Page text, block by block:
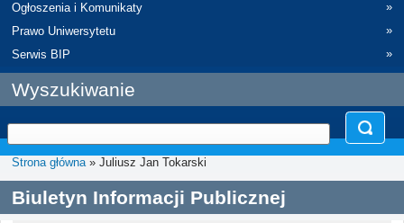
Ogłoszenia i Komunikaty
»
Prawo Uniwersytetu
»
Serwis BIP
»
Wyszukiwanie
Strona główna» Juliusz Jan Tokarski
Biuletyn Informacji Publicznej